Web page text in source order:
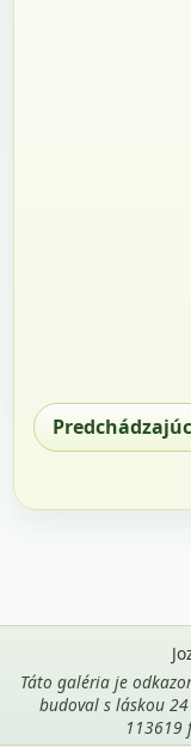
Táto galéria je
budoval s láskou
113619